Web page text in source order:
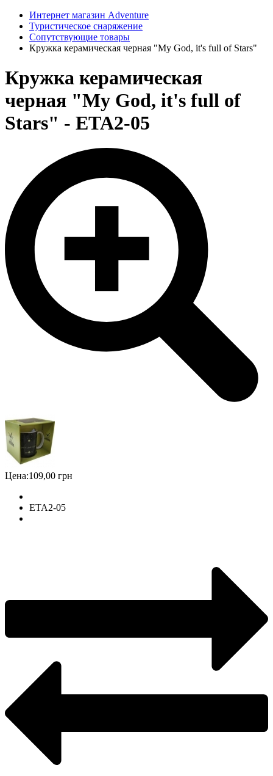
Интернет магазин Adventure
Туристическое снаряжение
Сопутствующие товары
Кружка керамическая черная "My God, it's full of Stars"
Кружка керамическая
черная "My God, it's full of
Stars" - ETA2-05
Цена:109,00 грн
ETA2-05